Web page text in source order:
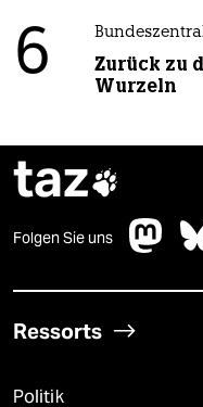
6
Zurück zu
Wurzeln
taz
Folgen Sie uns
Ressorts
Politik